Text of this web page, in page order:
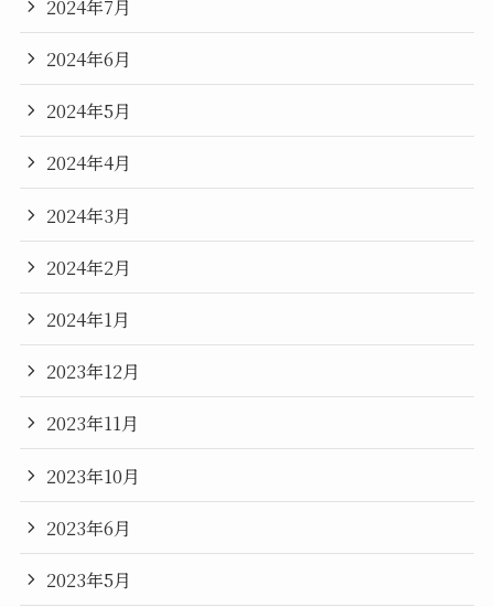
2024年7月
2024年6月
2024年5月
2024年4月
2024年3月
2024年2月
2024年1月
2023年12月
2023年11月
2023年10月
2023年6月
2023年5月